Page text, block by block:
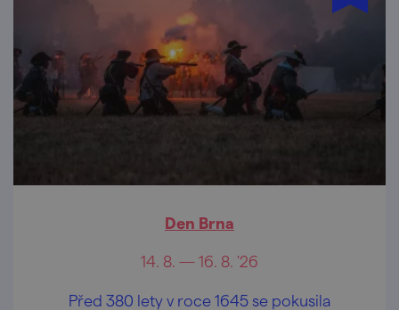
Den Brna
14. 8. — 16. 8. '26
Před 380 lety v roce 1645 se pokusila